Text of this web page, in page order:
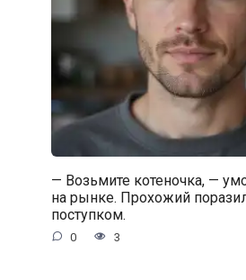
— Возьмите котеночка, —
на рынке. Прохожий
поступком.
0 3